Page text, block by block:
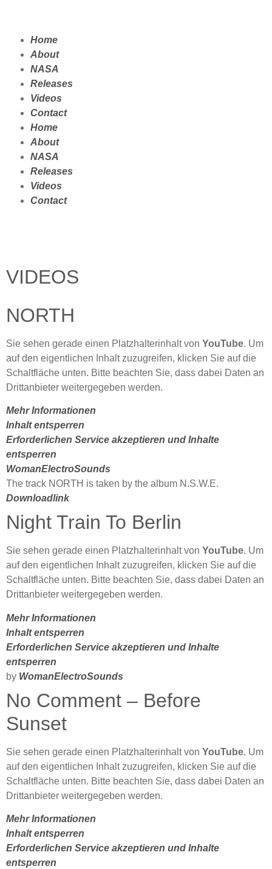
Home
About
NASA
Releases
Videos
Contact
Home
About
NASA
Releases
Videos
Contact
VIDEOS
NORTH
Sie sehen gerade einen Platzhalterinhalt von YouTube. Um
auf den eigentlichen Inhalt zuzugreifen, klicken Sie auf die
Schaltfläche unten. Bitte beachten Sie, dass dabei Daten an
Drittanbieter weitergegeben werden.
Mehr Informationen
Inhalt entsperren
Erforderlichen Service akzeptieren und Inhalte
entsperren
WomanElectroSounds
The track NORTH is taken by the album N.S.W.E.
Downloadlink
Night Train To Berlin
Sie sehen gerade einen Platzhalterinhalt von YouTube. Um
auf den eigentlichen Inhalt zuzugreifen, klicken Sie auf die
Schaltfläche unten. Bitte beachten Sie, dass dabei Daten an
Drittanbieter weitergegeben werden.
Mehr Informationen
Inhalt entsperren
Erforderlichen Service akzeptieren und Inhalte
entsperren
by WomanElectroSounds
No Comment – Before
Sunset
Sie sehen gerade einen Platzhalterinhalt von YouTube. Um
auf den eigentlichen Inhalt zuzugreifen, klicken Sie auf die
Schaltfläche unten. Bitte beachten Sie, dass dabei Daten an
Drittanbieter weitergegeben werden.
Mehr Informationen
Inhalt entsperren
Erforderlichen Service akzeptieren und Inhalte
entsperren